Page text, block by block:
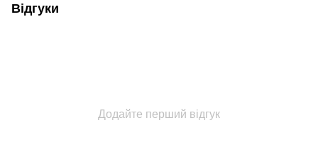
Відгуки
Додайте перший відгук